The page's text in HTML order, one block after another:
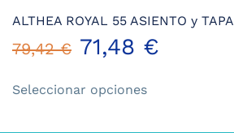
ALTHEA ROYAL 55 ASIENTO y TAPA
79,42€ 71,48 €
Seleccionar opcionesproducto